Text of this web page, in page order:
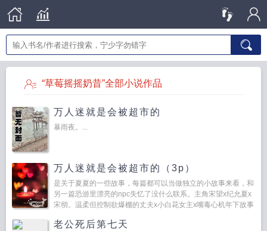
“草莓摇摇奶昔”全部小说作品
万人迷就是会被超市的
暴雨夜。...
万人迷就是会被超市的（3p）
是关于夏夏的一些故事，每篇都可以当做独立的小故事来看，和
另一篇恐游里漂亮的npc失忆了没什么联系。主角宋望x纪允夏x
宋彻。温柔但控制欲爆棚的丈夫x小白花女主x嘴毒心机年下故事
老公死后第七天